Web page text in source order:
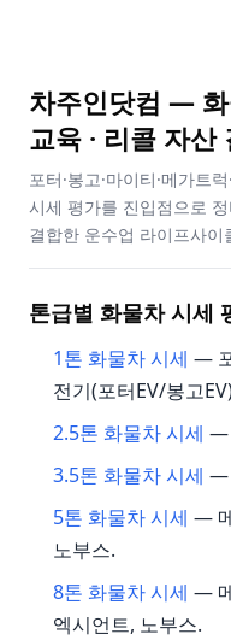
차주인닷컴 — 화
교육 · 리콜 자산
포터·봉고·마이티·메가트
시세 평가를 진입점으로
결합한 운수업 라이프사이
톤급별 화물차 시세
1톤 화물차 시세 —
전기(포터EV/봉고
2.5톤 화물차 시세 —
3.5톤 화물차 시세 —
5톤 화물차 시세 —
노부스.
8톤 화물차 시세 —
엑시언트, 노부스.